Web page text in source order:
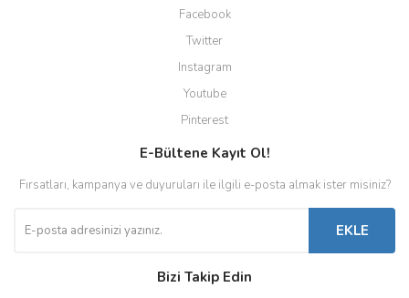
Facebook
Twitter
Instagram
Youtube
Pinterest
E-Bültene Kayıt Ol!
Fırsatları, kampanya ve duyuruları ile ilgili e-posta almak ister misiniz?
EKLE
Bizi Takip Edin